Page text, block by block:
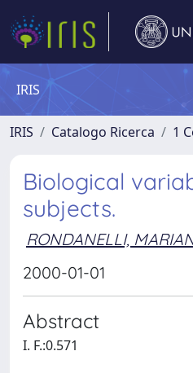
IRIS
IRIS Catalogo Ricerca 1
Biological
subjects.
RONDANELLI,
2000-01-01
Abstract
I. F.:0.571